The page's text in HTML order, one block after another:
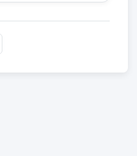
gacha ko'rsatildi